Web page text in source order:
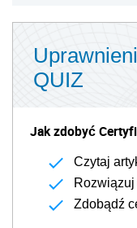
QUIZ
Jak zdobyć
Czytaj
Rozwiązuj
Zdobądź